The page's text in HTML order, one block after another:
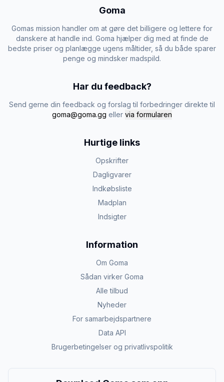
Goma
Gomas mission handler om at gøre det billigere og lettere for
danskere at handle ind. Goma hjælper dig med at finde de
bedste priser og planlægge ugens måltider, så du både sparer
penge og mindsker madspild.
Har du feedback?
Send gerne din feedback og forslag til forbedringer direkte til
goma@goma.gg eller via formularen
Hurtige links
Opskrifter
Dagligvarer
Indkøbsliste
Madplan
Indsigter
Information
Om Goma
Sådan virker Goma
Alle tilbud
Nyheder
For samarbejdspartnere
Data API
Brugerbetingelser og privatlivspolitik